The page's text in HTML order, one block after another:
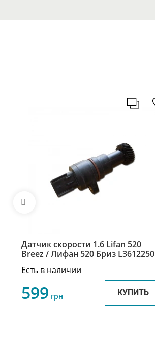
Датчик скорости 1.6 Lifan 520
Breez / Лифан 520 Бриз L3612250
Есть в наличии
599 грн КУПИТЬ